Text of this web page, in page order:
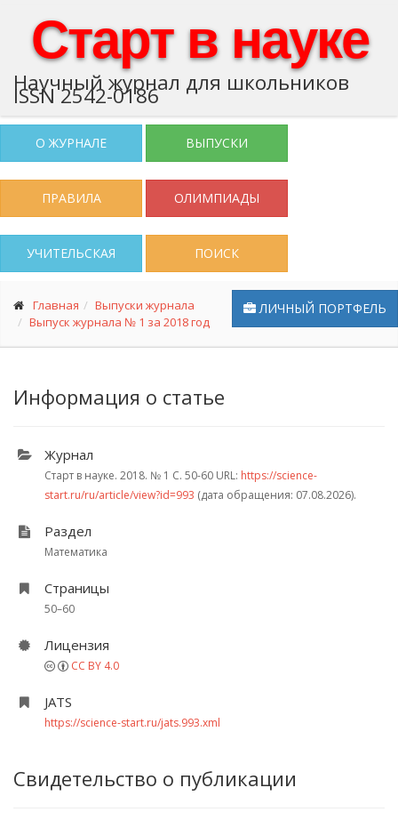
Старт в науке
Научный журнал для школьников
ISSN 2542-0186
О ЖУРНАЛЕ ВЫПУСКИ
ПРАВИЛА ОЛИМПИАДЫ
УЧИТЕЛЬСКАЯ ПОИСК
ЛИЧНЫЙ ПОРТФЕЛЬ
Главная
Выпуски журнала
Выпуск журнала № 1 за 2018 год
Информация о статье
Журнал
Старт в науке. 2018. № 1 С. 50-60 URL: https://science-
start.ru/ru/article/view?id=993 (дата обращения: 07.08.2026).
Раздел
Математика
Страницы
50–60
Лицензия
CC BY 4.0
JATS
https://science-start.ru/jats.993.xml
Свидетельство о публикации